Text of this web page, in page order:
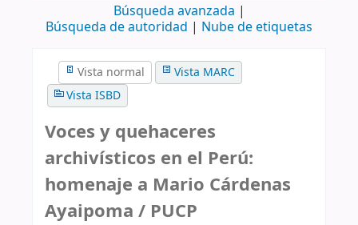
Búsqueda avanzada
Búsqueda de autoridad
Nube de etiquetas
Vista normal
Vista MARC
Vista ISBD
Voces y quehaceres
archivísticos en el Perú:
homenaje a Mario Cárdenas
Ayaipoma / PUCP